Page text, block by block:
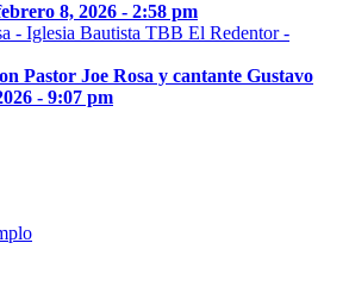
8, 2026 - 2:58 pm
Pastor Joe Rosa y cantante Gustavo
- 9:07 pm